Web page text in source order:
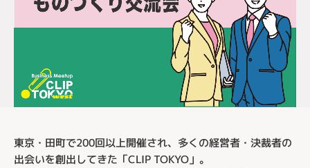
東京・田町で200回以上開催され、多くの経営者・決裁者の
出会いを創出してきた「CLIP TOKYO」。